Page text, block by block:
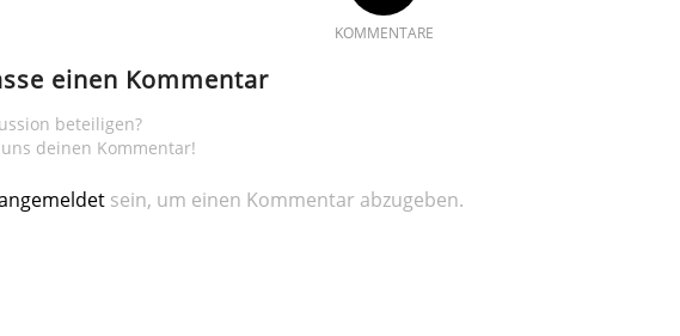
KOMMENTARE
einen Kommentar
beteiligen?
deinen Kommentar!
sein, um einen Kommentar abzugeben.